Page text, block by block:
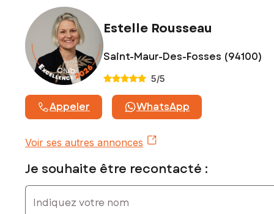
Estelle Rousseau
Saint-Maur-Des-Fosses (94100)
5/5
Appeler WhatsApp
Voir ses autres annonces
Je souhaite être recontacté :
Indiquez votre nom